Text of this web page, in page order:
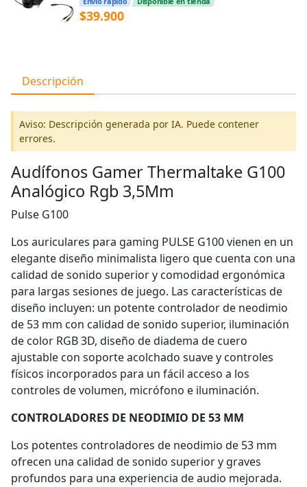
$39.900
Descripción
Aviso: Descripción generada por IA. Puede contener
errores.
Audífonos Gamer Thermaltake G100
Analógico Rgb 3,5Mm
Pulse G100
Los auriculares para gaming PULSE G100 vienen en un
elegante diseño minimalista ligero que cuenta con una
calidad de sonido superior y comodidad ergonómica
para largas sesiones de juego. Las características de
diseño incluyen: un potente controlador de neodimio
de 53 mm con calidad de sonido superior, iluminación
de color RGB 3D, diseño de diadema de cuero
ajustable con soporte acolchado suave y controles
físicos incorporados para un fácil acceso a los
controles de volumen, micrófono e iluminación.
CONTROLADORES DE NEODIMIO DE 53 MM
Los potentes controladores de neodimio de 53 mm
ofrecen una calidad de sonido superior y graves
profundos para una experiencia de audio mejorada.